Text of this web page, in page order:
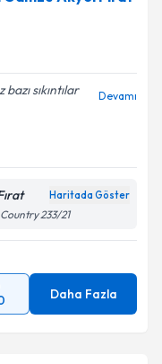
sıkıntılar
Devamı
Haritada Göster
233/21
Daha Fazla